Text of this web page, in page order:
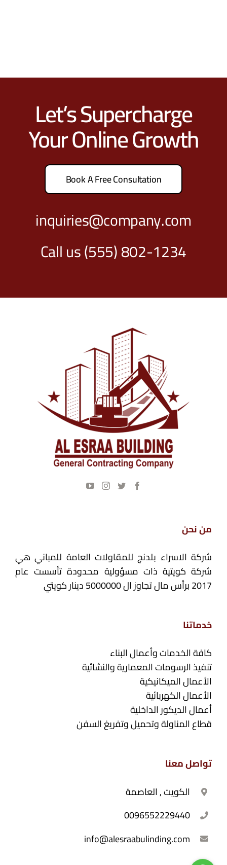
Let’s Supercharge
Your Online Growth
Book A Free Consultation
inquiries@company.com
Call us(555) 802-1234
من نحن
شركة الاسراء بلدنج للمقاولات العامة للمباني هي
شركة كويتية ذات مسؤولية محدودة تأسست عام
2017 برأس مال تجاوز ال 5000000 دينار كويتي
خدماتنا
كافة الخدمات وأعمال البناء
تنفيذ الرسومات المعمارية والنشائية
الأعمال الميكانيكية
الأعمال الكهربائية
أعمال الديكور الداخلية
قطاع المناولة وتحميل وتفريغ السفن
تواصل معنا
الكويت , العاصمة
0096552229440
info@alesraabulinding.com